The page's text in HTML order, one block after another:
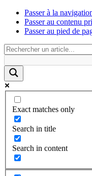
Passer à la
Passer au contenu
Passer au pied de
Exact matches only
Search in title
Search in content